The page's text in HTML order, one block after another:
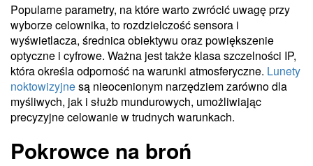
Popularne parametry, na które warto zwrócić uwagę przy
wyborze celownika, to rozdzielczość sensora i
wyświetlacza, średnica obiektywu oraz powiększenie
optyczne i cyfrowe. Ważna jest także klasa szczelności IP,
która określa odporność na warunki atmosferyczne. Lunety
noktowizyjnesą nieocenionym narzędziem zarówno dla
myśliwych, jak i służb mundurowych, umożliwiając
precyzyjne celowanie w trudnych warunkach.
Pokrowce na broń